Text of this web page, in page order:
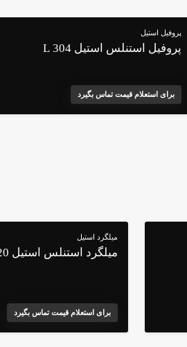
پروفیل استیل
پروفیل استنلس استیل 304 L
برای استعلام قیمت تماس بگیرد
میلگرد استیل
میلگرد استنلس استیل 420
برای استعلام قیمت تماس بگیرد